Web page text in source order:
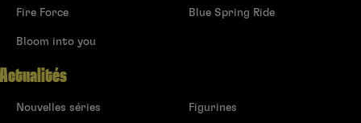
Fire Force
Bloom into you
Blue Spring Ride
Actualités
Nouvelles séries Figurines